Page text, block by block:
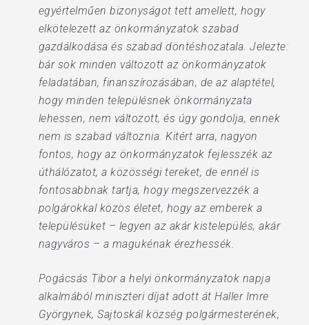
egyértelműen bizonyságot tett amellett, hogy
elkötelezett az önkormányzatok szabad
gazdálkodása és szabad döntéshozatala. Jelezte:
bár sok minden változott az önkormányzatok
feladatában, finanszírozásában, de az alaptétel,
hogy minden településnek önkormányzata
lehessen, nem változott, és úgy gondolja, ennek
nem is szabad változnia. Kitért arra, nagyon
fontos, hogy az önkormányzatok fejlesszék az
úthálózatot, a közösségi tereket, de ennél is
fontosabbnak tartja, hogy megszervezzék a
polgárokkal közös életet, hogy az emberek a
településüket – legyen az akár kistelepülés, akár
nagyváros – a magukénak érezhessék.
Pogácsás Tibor a helyi önkormányzatok napja
alkalmából miniszteri díjat adott át Haller Imre
Györgynek, Sajtoskál község polgármesterének,